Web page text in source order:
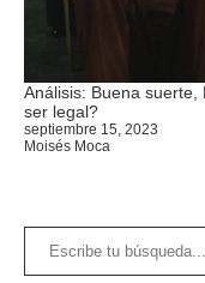
Análisis: Buena
ser legal?
septiembre 15, 2023
Moisés Moca